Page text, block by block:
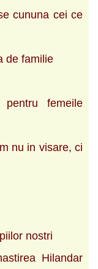
cununa cei ce
de familie
femeile
nu in visare, ci
nostri
Hilandar